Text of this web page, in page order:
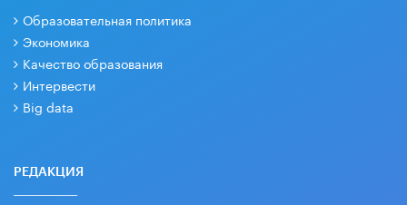
Образовательная политика
Экономика
Качество образования
Интервести
Big data
РЕДАКЦИЯ